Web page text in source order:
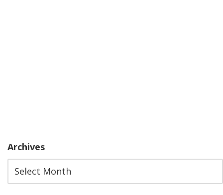
Archives